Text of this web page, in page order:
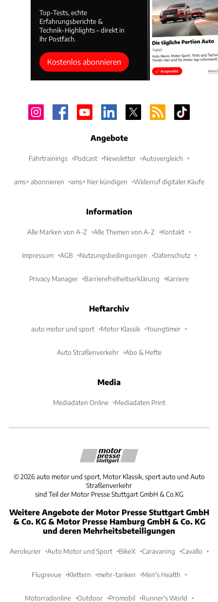
Top-Tests, echte
Erfahrungsberichte &
Technik-Highlights – direkt in
Ihr Postfach.
Kostenlos abonnieren
Angebote
Fahrtrainings Podcast Newsletter Autovergleich
ams+ abonnieren ams+ hier kündigen Widerruf digitaler Käufe
Information
Alle Marken von A-Z Alle Themen von A-Z Kontakt
Impressum AGB Nutzungsbedingungen Datenschutz
Privacy Manager Barrierefreiheitserklärung Karriere
Heftarchiv
auto motor und sport Motor Klassik Youngtimer
Auto Straßenverkehr Abo & Hefte
Media
Mediadaten Online Mediadaten Print
©2026 auto motor und sport, Motor Klassik, sport auto und Auto
Straßenverkehr
sind Teil der Motor Presse Stuttgart GmbH & Co.KG
Weitere Angebote der Motor Presse Stuttgart GmbH
& Co. KG & Motor Presse Hamburg GmbH & Co. KG
und deren Mehrheitsbeteiligungen
Aerokurier Auto Motor und Sport BikeX Caravaning Cavallo
Flugrevue Klettern mehr-tanken Men's Health
Motorradonline Outdoor Promobil Runner's World